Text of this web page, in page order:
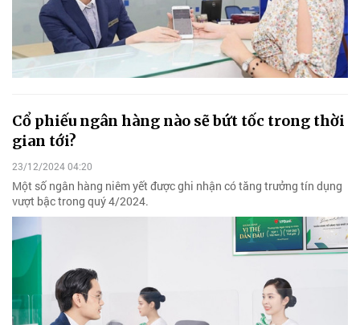
Cổ phiếu ngân hàng nào sẽ bứt tốc trong thời
gian tới?
23/12/2024 04:20
Một số ngân hàng niêm yết được ghi nhận có tăng trưởng tín dụng
vượt bậc trong quý 4/2024.